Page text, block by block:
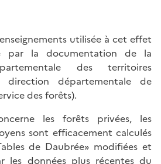
utilisée à cet effet
par la documentation de la
des territoires
direction départementale de
des forêts).
les forêts privées, les
sont efficacement calculés
de Daubrée» modifiées et
les données plus récentes du